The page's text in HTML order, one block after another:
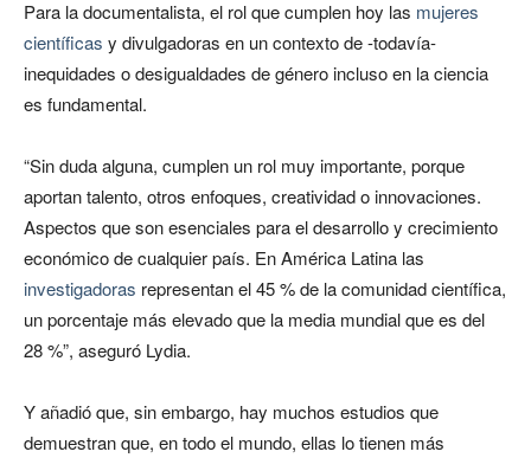
Para la documentalista, el rol que cumplen hoy las mujeres
científicas y divulgadoras en un contexto de -todavía-
inequidades o desigualdades de género incluso en la ciencia
es fundamental.
“Sin duda alguna, cumplen un rol muy importante, porque
aportan talento, otros enfoques, creatividad o innovaciones.
Aspectos que son esenciales para el desarrollo y crecimiento
económico de cualquier país. En América Latina las
investigadoras representan el 45 % de la comunidad científica,
un porcentaje más elevado que la media mundial que es del
28 %”, aseguró Lydia.
Y añadió que, sin embargo, hay muchos estudios que
demuestran que, en todo el mundo, ellas lo tienen más